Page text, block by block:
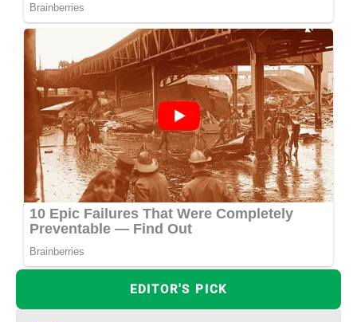
EDITOR'S PICK